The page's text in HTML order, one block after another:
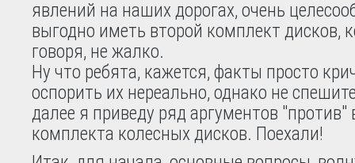
явлений на наших дорогах, очень
выгодно иметь второй комплект дисков,
говоря, не жалко.
Ну что ребята, кажется, факты просто
оспорить их нереально, однако не
далее я приведу ряд аргументов "против"
комплекта колесных дисков. Поехали!